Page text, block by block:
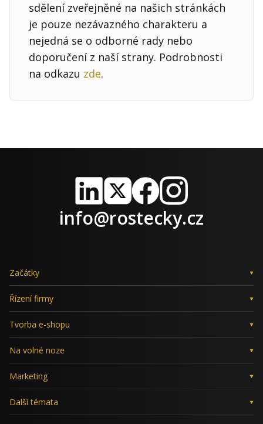
sdělení zveřejněné na našich stránkách
je pouze nezávazného charakteru a
nejedná se o odborné rady nebo
doporučení z naší strany. Podrobnosti
na odkazu zde.
LinkedIn
X FacebookInstagram
info@rostecky.cz
Začátky
Řízení firmy
Tvorba e-shopu
Na volné noze
Marketing
Další témata